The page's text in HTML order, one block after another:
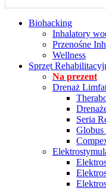
Biohacking
Inhalatory
Przenośne
Wellness
Sprzęt
Na prezent
Drenaż
Seria
Globus